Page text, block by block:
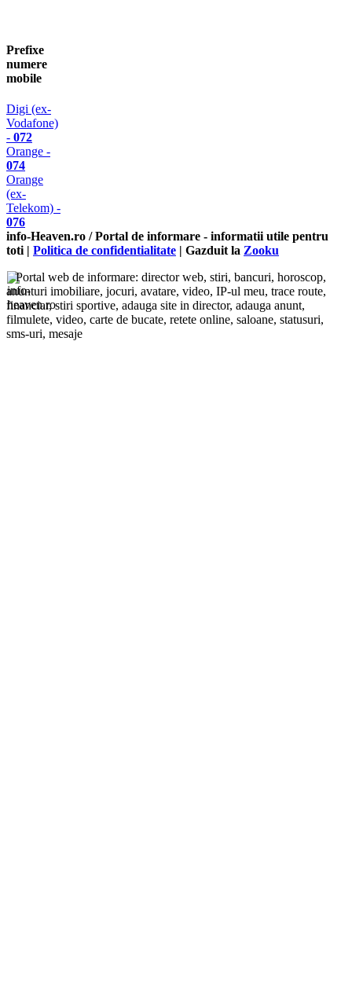
Prefixe
numere
mobile
Digi (ex-
Vodafone)
- 072
Orange -
074
Orange
(ex-
Telekom) -
076
info-Heaven.ro / Portal de informare - informatii utile pentru
toti | Politica de confidentialitate | Gazduit la Zooku
Portal web de informare: director web, stiri, bancuri, horoscop,
anunturi imobiliare, jocuri, avatare, video, IP-ul meu, trace route,
financiar, stiri sportive, adauga site in director, adauga anunt,
filmulete, video, carte de bucate, retete online, saloane, statusuri,
sms-uri, mesaje